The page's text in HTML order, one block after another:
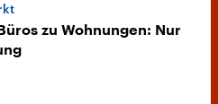
zu Wohnungen: Nur